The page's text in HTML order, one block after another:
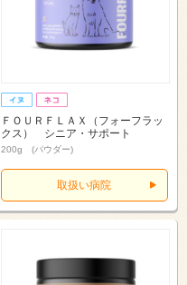
ＦＯＵＲＦＬＡＸ（フォーフラッ
クス） シニア・サポート
200g (パウダー)
取扱い病院